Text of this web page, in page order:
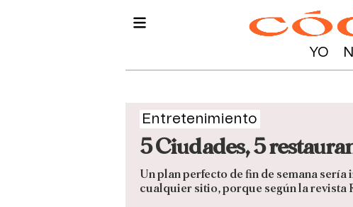
YO
Entretenimiento
5 Ciudades, 5
Un plan perfecto de fin de semana
cualquier sitio, porque según la revista